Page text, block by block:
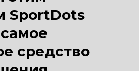
SportDots
средство